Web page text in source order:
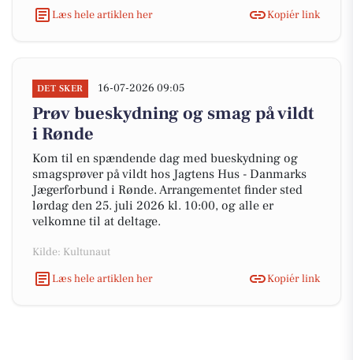
Læs hele artiklen her
Kopiér link
DET SKER 16-07-2026 09:05
Prøv bueskydning og smag på vildt
i Rønde
Kom til en spændende dag med bueskydning og
smagsprøver på vildt hos Jagtens Hus - Danmarks
Jægerforbund i Rønde. Arrangementet finder sted
lørdag den 25. juli 2026 kl. 10:00, og alle er
velkomne til at deltage.
Kilde: Kultunaut
Læs hele artiklen her
Kopiér link